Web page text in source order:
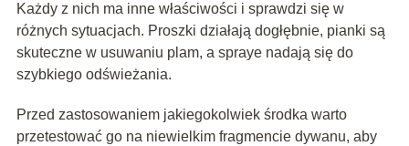
Każdy z nich ma inne właściwości i sprawdzi się w
różnych sytuacjach. Proszki działają dogłębnie, pianki są
skuteczne w usuwaniu plam, a spraye nadają się do
szybkiego odświeżania.
Przed zastosowaniem jakiegokolwiek środka warto
przetestować go na niewielkim fragmencie dywanu, aby